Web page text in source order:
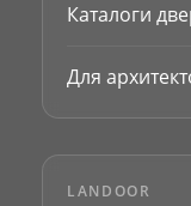
Каталоги
Для
LANDOOR